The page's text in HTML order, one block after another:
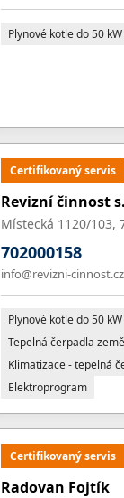
Plynové kotle do 50 kW
Certifikovaný servis
Revizní činnost
Místecká 1120/103,
702000158
info@revizni-cinnost.cz
Plynové kotle do 50 kW
Tepelná čerpadla
Klimatizace - tepelná
Elektroprogram
Certifikovaný servis
Radovan Fojtík